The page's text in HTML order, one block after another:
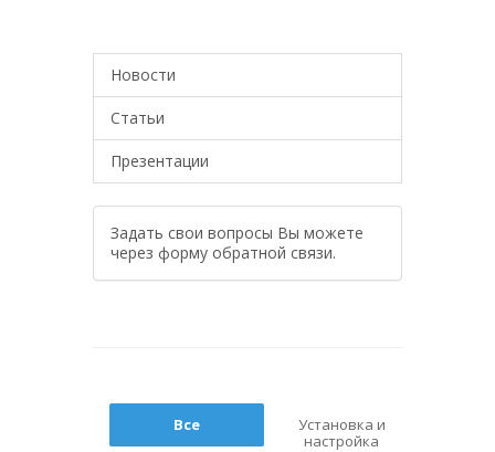
Новости
Статьи
Презентации
Задать свои вопросы Вы можете
через форму обратной связи.
Все
Установка и
настройка